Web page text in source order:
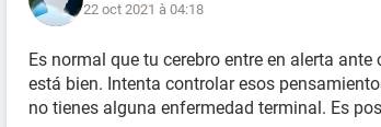
22 oct 2021 à 04:18
Es normal que tu cerebro entre en alerta
está bien. Intenta controlar esos
no tienes alguna enfermedad terminal. Es